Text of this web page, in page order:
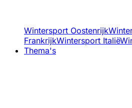
Wintersport Oostenrijk
FrankrijkWintersport Italië
Thema's